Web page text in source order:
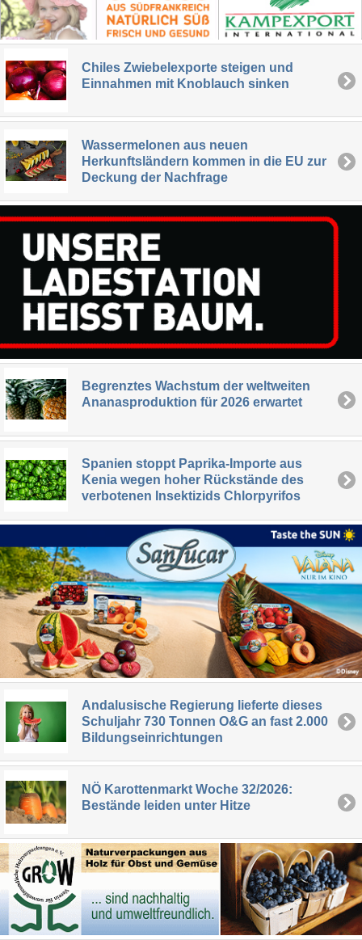
Chiles Zwiebelexporte steigen und
Einnahmen mit Knoblauch sinken
Wassermelonen aus neuen
Herkunftsländern kommen in die EU zur
Deckung der Nachfrage
Begrenztes Wachstum der weltweiten
Ananasproduktion für 2026 erwartet
Spanien stoppt Paprika-Importe aus
Kenia wegen hoher Rückstände des
verbotenen Insektizids Chlorpyrifos
Andalusische Regierung lieferte dieses
Schuljahr 730 Tonnen O&G an fast 2.000
Bildungseinrichtungen
NÖ Karottenmarkt Woche 32/2026:
Bestände leiden unter Hitze